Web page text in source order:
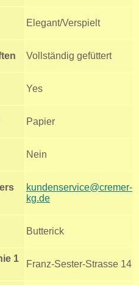
Elegant/Verspielt
Vollständig gefüttert
Yes
Papier
Nein
kundenservice@cremer-
kg.de
Butterick
1
Franz-Sester-Strasse 14